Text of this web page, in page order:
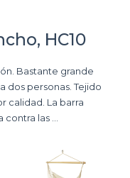
HC10
Bastante grande
dos personas. Tejido
calidad. La barra
las ...